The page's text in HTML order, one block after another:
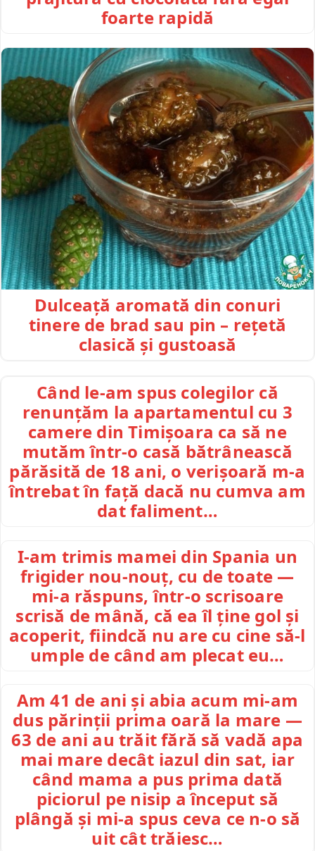
foarte rapidă
Dulceață aromată din conuri
tinere de brad sau pin – rețetă
clasică și gustoasă
Când le-am spus colegilor că
renunțăm la apartamentul cu 3
camere din Timișoara ca să ne
mutăm într-o casă bătrânească
părăsită de 18 ani, o verișoară m-a
întrebat în față dacă nu cumva am
dat faliment…
I-am trimis mamei din Spania un
frigider nou-nouț, cu de toate —
mi-a răspuns, într-o scrisoare
scrisă de mână, că ea îl ține gol și
acoperit, fiindcă nu are cu cine să-l
umple de când am plecat eu…
Am 41 de ani și abia acum mi-am
dus părinții prima oară la mare —
63 de ani au trăit fără să vadă apa
mai mare decât iazul din sat, iar
când mama a pus prima dată
piciorul pe nisip a început să
plângă și mi-a spus ceva ce n-o să
uit cât trăiesc…